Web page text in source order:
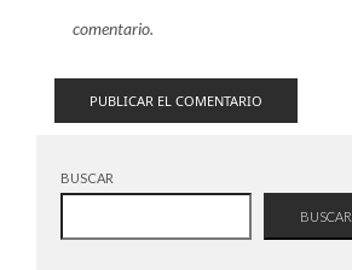
comentario.
BUSCAR
BUSCAR